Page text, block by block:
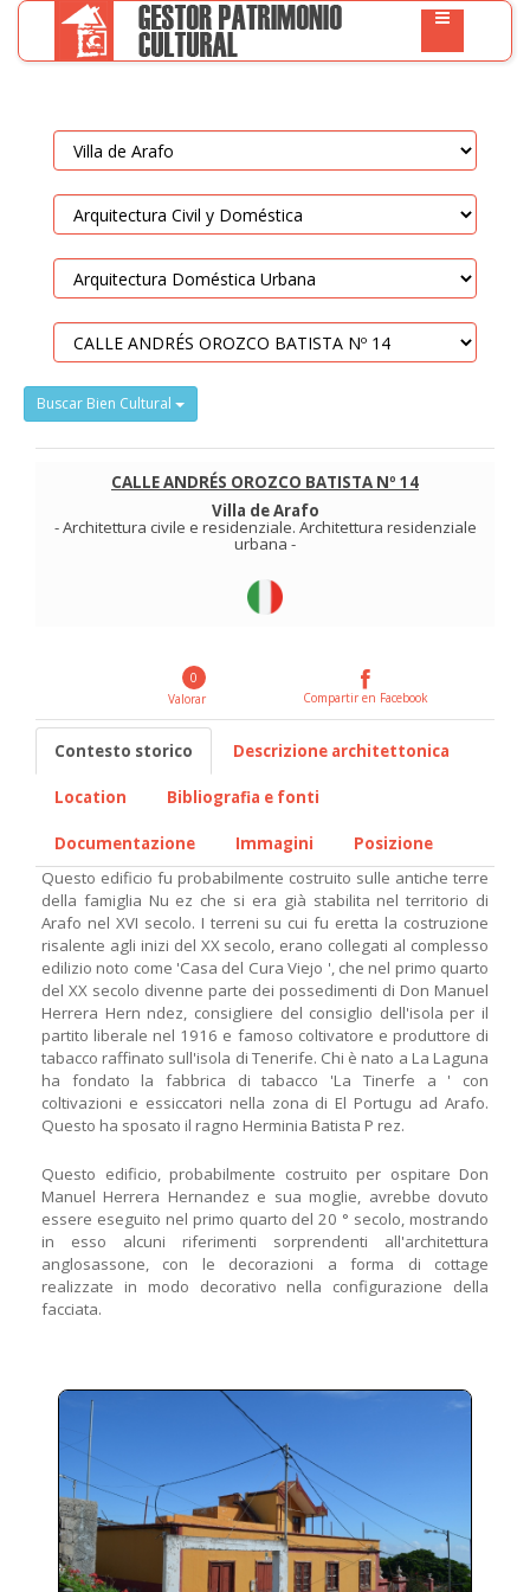
Buscar Bien Cultural
CALLE ANDRÉS OROZCO BATISTA Nº 14
Villa de Arafo
-Architettura civile e residenziale. Architettura residenziale
urbana -
0
Valorar
Compartir en Facebook
Contesto storico Descrizione architettonica
Location Bibliografia e fonti
Documentazione Immagini
Posizione
Questo edificio fu probabilmente costruito sulle antiche terre
della famiglia Nu ez che si era già stabilita nel territorio di
Arafo nel XVI secolo. I terreni su cui fu eretta la costruzione
risalente agli inizi del XX secolo, erano collegati al complesso
edilizio noto come 'Casa del Cura Viejo ', che nel primo quarto
del XX secolo divenne parte dei possedimenti di Don Manuel
Herrera Hern ndez, consigliere del consiglio dell'isola per il
partito liberale nel 1916 e famoso coltivatore e produttore di
tabacco raffinato sull'isola di Tenerife. Chi è nato a La Laguna
ha fondato la fabbrica di tabacco 'La Tinerfe a ' con
coltivazioni e essiccatori nella zona di El Portugu ad Arafo.
Questo ha sposato il ragno Herminia Batista P rez.
Questo edificio, probabilmente costruito per ospitare Don
Manuel Herrera Hernandez e sua moglie, avrebbe dovuto
essere eseguito nel primo quarto del 20 ° secolo, mostrando
in esso alcuni riferimenti sorprendenti all'architettura
anglosassone, con le decorazioni a forma di cottage
realizzate in modo decorativo nella configurazione della
facciata.